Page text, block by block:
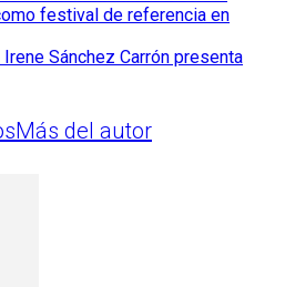
festival de referencia en
Sánchez Carrón presenta
Más del autor